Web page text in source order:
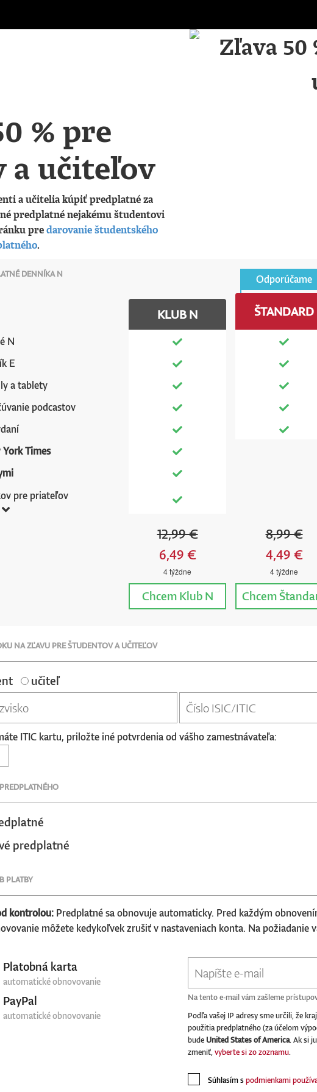
% pre
a učiteľov
a učitelia kúpiť predplatné za
predplatné nejakému študentovi
predarovanie študentského
.
DENNÍKA N
N
E
a tablety
podcastov
Times
pre priateľov
KLUB N
12,99 €
6,49 €
4 týždne
ChcemKlub N
Odporúčame
ŠTANDARD
8,99 €
4,49 €
4 týždne
Chcem
NA ZĽAVU PRE ŠTUDENTOV A UČITEĽOV
učiteľ
ITIC kartu, priložte iné potvrdenia od vášho zamestnávateľa:
predplatné
PLATBY
kontrolou: Predplatné sa obnovuje automaticky. Pred každým
môžete kedykoľvek zrušiť v nastaveniach konta. Na požiadanie
Platobná karta
automatické obnovovanie
PayPal
automatické obnovovanie
Na tento e-mail vám zašleme
Podľa vašej IP adresy sme určili, že
použitia predplatného (za účelom
bude United States of America. Ak si
zmeniť,vyberte si zo zoznamu.
Súhlasím spodmienkami